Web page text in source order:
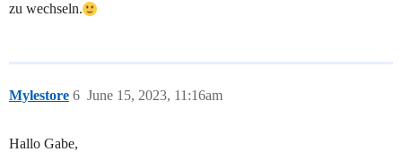
zu wechseln.
Mylestore June 15, 2023, 11:16am
6
Hallo Gabe,